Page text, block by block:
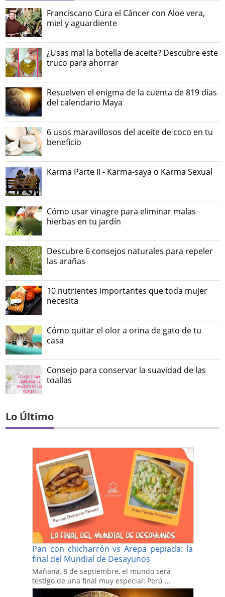
Franciscano Cura el Cáncer con Aloe vera,
miel y aguardiente
¿Usas mal la botella de aceite? Descubre este
truco para ahorrar
Resuelven el enigma de la cuenta de 819 días
del calendario Maya
6 usos maravillosos del aceite de coco en tu
beneficio
Karma Parte II - Karma-saya o Karma Sexual
Cómo usar vinagre para eliminar malas
hierbas en tu jardín
Descubre 6 consejos naturales para repeler
las arañas
10 nutrientes importantes que toda mujer
necesita
Cómo quitar el olor a orina de gato de tu
casa
Consejo para conservar la suavidad de las
toallas
Lo Último
Pan con chicharrón vs Arepa pepiada: la
final del Mundial de Desayunos
Mañana, 8 de septiembre, el mundo será
testigo de una final muy especial: Perú ...